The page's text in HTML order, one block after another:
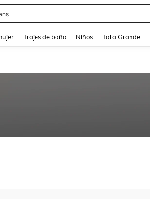
Trajes de baño Niños Talla Grande